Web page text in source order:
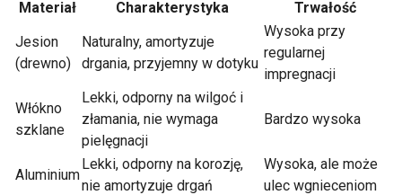
Materiał Charakterystyka
Trwałość
Jesion
(drewno)
Naturalny, amortyzuje
drgania, przyjemny w dotyku
Wysoka przy
regularnej
impregnacji
Włókno
szklane
Lekki, odporny na wilgoć i
złamania, nie wymaga
pielęgnacji
Bardzo wysoka
Aluminium
Lekki, odporny na korozję,
nie amortyzuje drgań
Wysoka, ale może
ulec wgnieceniom